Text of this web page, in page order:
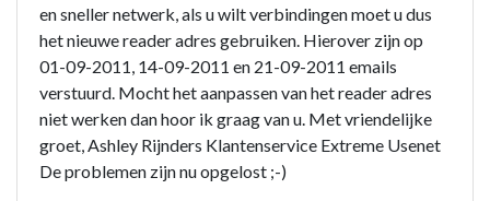
en sneller netwerk, als u wilt verbindingen moet u dus
het nieuwe reader adres gebruiken. Hierover zijn op
01-09-2011, 14-09-2011 en 21-09-2011 emails
verstuurd. Mocht het aanpassen van het reader adres
niet werken dan hoor ik graag van u. Met vriendelijke
groet, Ashley Rijnders Klantenservice Extreme Usenet
De problemen zijn nu opgelost ;-)